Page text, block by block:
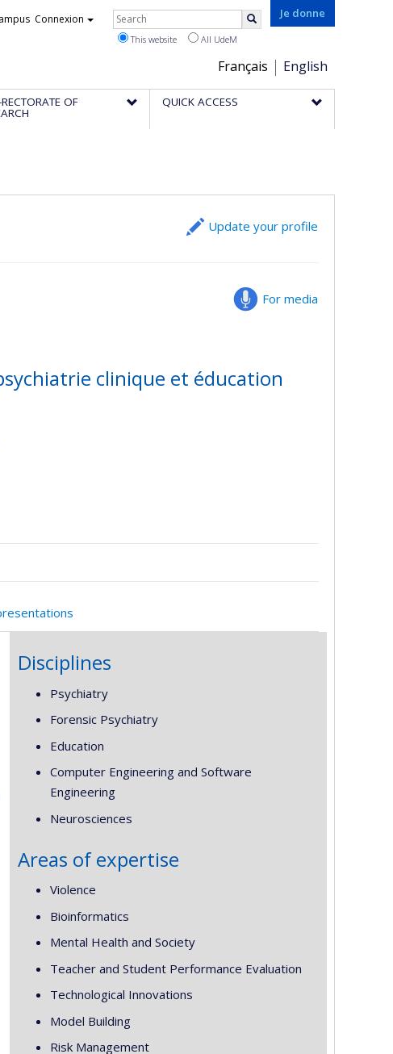
Je donne
Choix
de
la
Français English
Connexion Rechercher
This website All UdeM
OF QUICK ACCESS
Update your profile
For media
clinique et éducation
Disciplines
Psychiatry
Forensic Psychiatry
Education
Computer Engineering and Software
Engineering
Neurosciences
Areas of expertise
Violence
Bioinformatics
Mental Health and Society
Teacher and Student Performance Evaluation
Technological Innovations
Model Building
Risk Management